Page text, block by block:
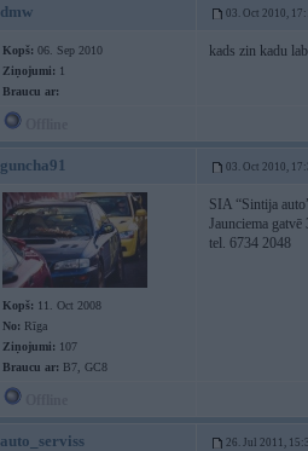
dmw 03. Oct 2010,
Kopš: 06. Sep 2010
Ziņojumi: 1
Braucu ar:
kads zin kadu
guncha91 03. Oct 2010,
Kopš: 11. Oct 2008
No: Rīga
Ziņojumi: 107
Braucu ar: B7, GC8
SIA “Sintija
Jaunciema
tel. 6734 2048
auto_serviss 26. Jul 2011,